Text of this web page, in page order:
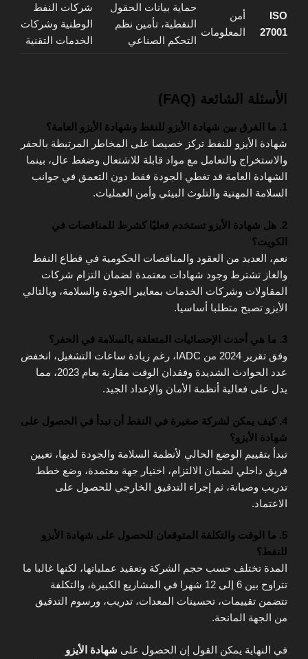
ISO
27001
أمن
المعلومات
حماية بيانات الحقول
النفطية، تأمين نظم
التحكم الصناعي
شركات النفط
الوطنية وشركات
الخدمات التقنية
الأسئلة الشائعة (FAQ)
1. ما الفرق بين شهادة الأيزو للنفط وشهادة الأيزو العامة؟
شهادة الأيزو للنفط تركز خصيصا على المخاطر المرتبطة بالحفر
والاستخراج والتعامل مع مواد قابلة للاشتعال وضغط عال، بينما
الشهادة العامة قد تغطي الجودة فقط دون التعمق في جوانب
السلامة المهنية والتلوث البيئي وأمن العمليات.
2. هل شهادة الأيزو تستخدم فعليًا كشرط للمناقصات في
الكويت؟
نعم، العديد من العقود والمناقصات الحكومية في قطاع النفط
والغاز تشترط وجود شهادات معتمدة لضمان التزام شركات
المقاولات وشركات الخدمات بمعايير الجودة والسلامة، وبالتالي
الأيزو تصبح متطلبا أساسيا.
3. ما هي أحدث الإحصائيات المتعلقة بالسلامة في الحفر؟
وفق تقرير 2024 من IADC، رغم زيادة ساعات التشغيل، انخفض
عدد الحوادث الشديدة وفقدان الوقت مقارنة بعام 2023، مما
يدل على فعالية أنظمة الأمان والإعداد الجيد.
4. كيف يمكن لشركة صغيرة في النفط أن تبدأ في الحصول على
شهادة الأيزو؟
تبدأ بتقييم الوضع الحالي لأنظمة السلامة والجودة لديها، تعيين
فريق داخلي لضمان الالتزام، اختيار جهة معتمدة، وضع خطط
تدريب وصيانة، ثم إجراء التدقيق الخارجي للحصول على
الاعتماد.
5. ما الوقت والتكلفة المتوقعان للحصول على شهادة الأيزو
للنفط؟
المدة تختلف حسب حجم الشركة وتعقيد عملياتها، لكنها غالبا ما
تتراوح بين 6 إلى 12 شهرا في المشاريع الكبيرة، والتكلفة
تتضمن تقييمات، تحسينات المعدات، تدريب، ورسوم التدقيق
من الجهة المانحة.
في النهاية يمكن القول إن الحصول على شهادة الأيزو